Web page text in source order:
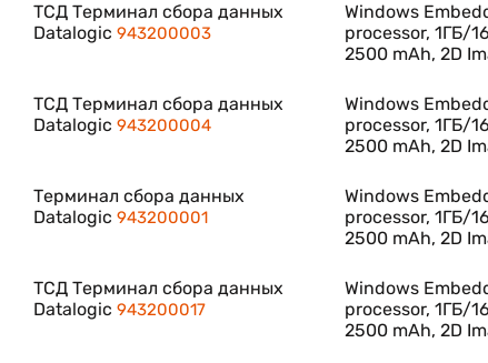
ТСД Терминал сбора данных
Datalogic 943200003
Windows
processor, 1ГБ/
2500 mAh, 2D
ТСД Терминал сбора данных
Datalogic 943200004
Windows
processor, 1ГБ/
2500 mAh, 2D
Терминал сбора данных
Datalogic 943200001
Windows
processor, 1ГБ/
2500 mAh, 2D
ТСД Терминал сбора данных
Datalogic 943200017
Windows
processor, 1ГБ/
2500 mAh, 2D